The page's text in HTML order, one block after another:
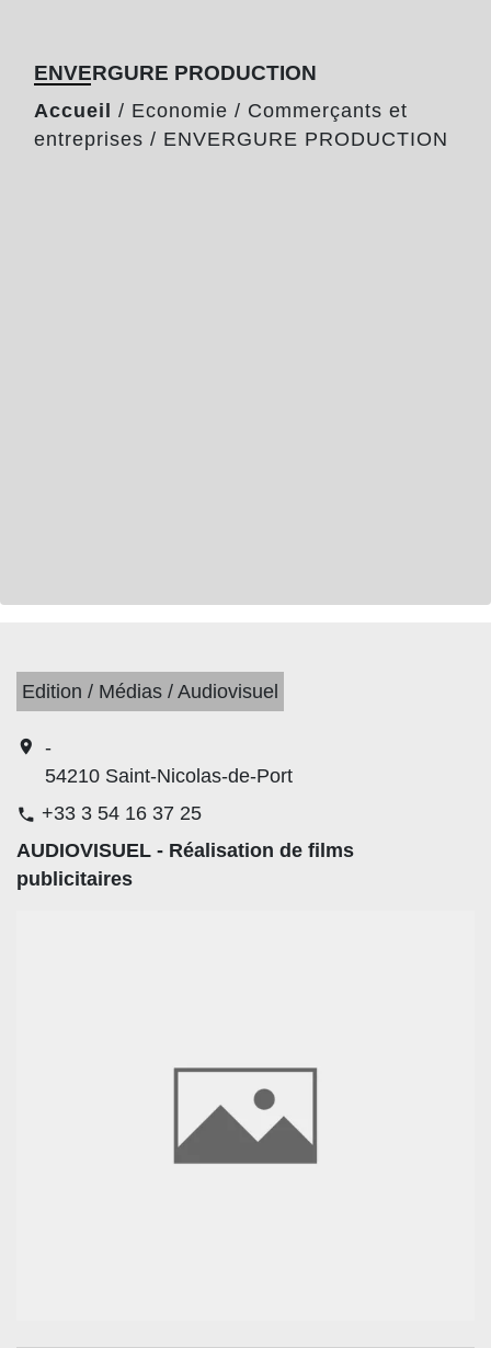
ENVERGURE PRODUCTION
Accueil / Economie / Commerçants et
entreprises / ENVERGURE PRODUCTION
Edition / Médias / Audiovisuel
location_on
-
54210 Saint-Nicolas-de-Port
phone +33 3 54 16 37 25
AUDIOVISUEL - Réalisation de films
publicitaires